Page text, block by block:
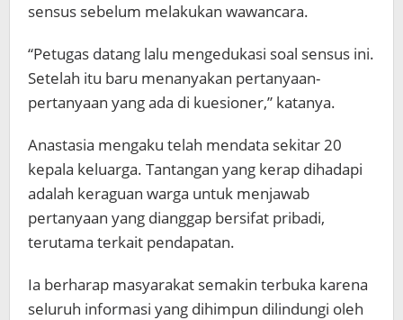
sensus sebelum melakukan wawancara.
“Petugas datang lalu mengedukasi soal sensus ini.
Setelah itu baru menanyakan pertanyaan-
pertanyaan yang ada di kuesioner,” katanya.
Anastasia mengaku telah mendata sekitar 20
kepala keluarga. Tantangan yang kerap dihadapi
adalah keraguan warga untuk menjawab
pertanyaan yang dianggap bersifat pribadi,
terutama terkait pendapatan.
Ia berharap masyarakat semakin terbuka karena
seluruh informasi yang dihimpun dilindungi oleh